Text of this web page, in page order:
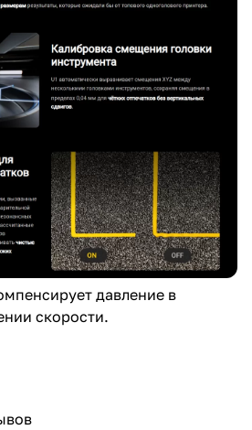
давление в
скорости.